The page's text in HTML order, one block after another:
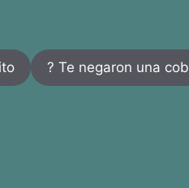
? Te negaron una